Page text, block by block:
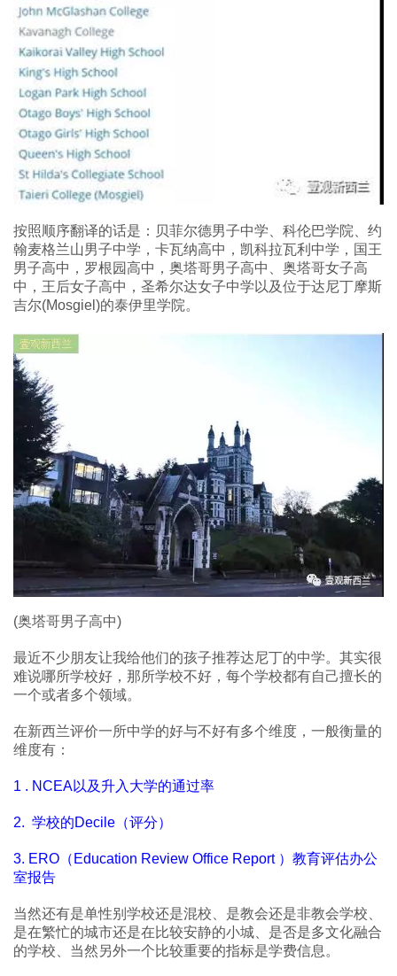
按照顺序翻译的话是：贝菲尔德男子中学、科伦巴学院、约
翰麦格兰山男子中学，卡瓦纳高中，凯科拉瓦利中学，国王
男子高中，罗根园高中，奥塔哥男子高中、奥塔哥女子高
中，王后女子高中，圣希尔达女子中学以及位于达尼丁摩斯
吉尔(Mosgiel)的泰伊里学院。
(奥塔哥男子高中)
最近不少朋友让我给他们的孩子推荐达尼丁的中学。其实很
难说哪所学校好，那所学校不好，每个学校都有自己擅长的
一个或者多个领域。
在新西兰评价一所中学的好与不好有多个维度，一般衡量的
维度有：
1 . NCEA以及升入大学的通过率
2. 学校的Decile（评分）
3. ERO（Education Review Office Report ）教育评估办公
室报告
当然还有是单性别学校还是混校、是教会还是非教会学校、
是在繁忙的城市还是在比较安静的小城、是否是多文化融合
的学校、当然另外一个比较重要的指标是学费信息。